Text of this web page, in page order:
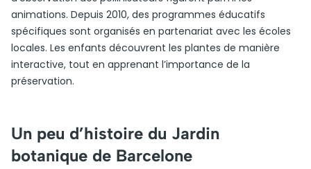
animations. Depuis 2010, des programmes éducatifs
spécifiques sont organisés en partenariat avec les écoles
locales. Les enfants découvrent les plantes de manière
interactive, tout en apprenant l’importance de la
préservation.
Un peu d’histoire du Jardin
botanique de Barcelone